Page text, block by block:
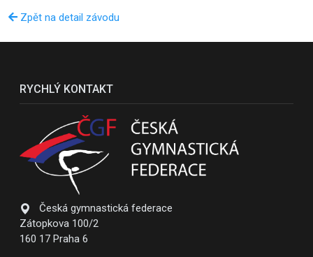
Zpět na detail závodu
RYCHLÝ KONTAKT
Česká gymnastická federace
Zátopkova 100/2
160 17 Praha 6